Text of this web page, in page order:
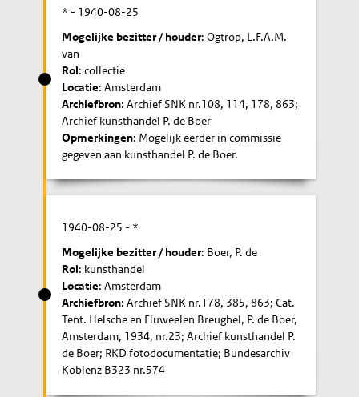
* - 1940-08-25
Mogelijke bezitter / houder: Ogtrop, L.F.A.M.
van
Rol: collectie
Locatie: Amsterdam
Archiefbron: Archief SNK nr.108, 114, 178, 863;
Archief kunsthandel P. de Boer
Opmerkingen: Mogelijk eerder in commissie
gegeven aan kunsthandel P. de Boer.
1940-08-25 - *
Mogelijke bezitter / houder: Boer, P. de
Rol: kunsthandel
Locatie: Amsterdam
Archiefbron: Archief SNK nr.178, 385, 863; Cat.
Tent. Helsche en Fluweelen Breughel, P. de Boer,
Amsterdam, 1934, nr.23; Archief kunsthandel P.
de Boer; RKD fotodocumentatie; Bundesarchiv
Koblenz B323 nr.574